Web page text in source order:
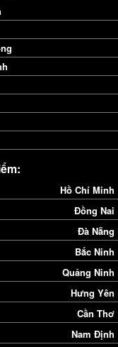
Hồ Chí Minh
Đồng Nai
Đà Nẵng
Bắc Ninh
Quảng Ninh
Hưng Yên
Cần Thơ
Nam Định